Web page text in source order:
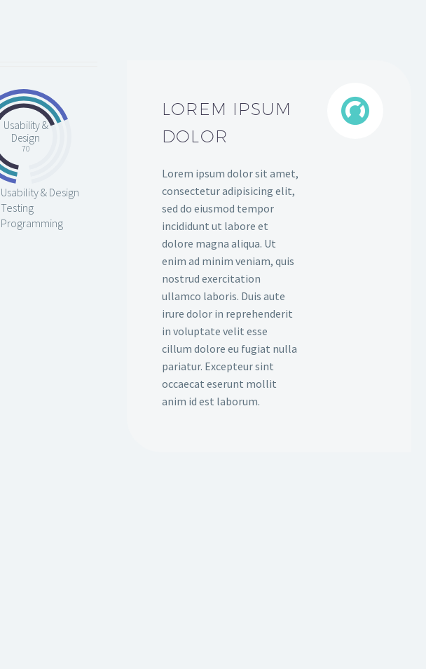
Usability &
Design
70
Usability & Design
Testing
Programming


LOREM IPSUM
DOLOR
Lorem ipsum dolor sit amet,
consectetur adipisicing elit,
sed do eiusmod tempor
incididunt ut labore et
dolore magna aliqua. Ut
enim ad minim veniam, quis
nostrud exercitation
ullamco laboris. Duis aute
irure dolor in reprehenderit
in voluptate velit esse
cillum dolore eu fugiat nulla
pariatur. Excepteur sint
occaecat eserunt mollit
anim id est laborum.